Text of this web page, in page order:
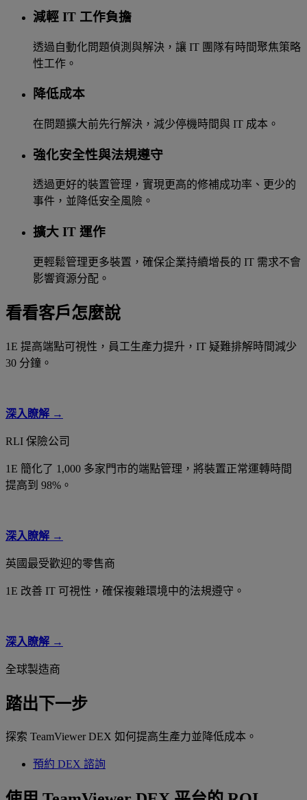
減輕 IT 工作負擔
透過自動化問題偵測與解決，讓 IT 團隊有時間聚焦策略
性工作。
降低成本
在問題擴大前先行解決，減少停機時間與 IT 成本。
強化安全性與法規遵守
透過更好的裝置管理，實現更高的修補成功率、更少的
事件，並降低安全風險。
擴大 IT 運作
更輕鬆管理更多裝置，確保企業持續增長的 IT 需求不會
影響資源分配。
看看客戶怎麼說
1E 提高端點可視性，員工生產力提升，IT 疑難排解時間減少
30 分鐘。
深入瞭解 →
RLI 保險公司
1E 簡化了 1,000 多家門市的端點管理，將裝置正常運轉時間
提高到 98%。
深入瞭解 →
英國最受歡迎的零售商
1E 改善 IT 可視性，確保複雜環境中的法規遵守。
深入瞭解 →
全球製造商
踏出下一步
探索 TeamViewer DEX 如何提高生產力並降低成本。
預約 DEX 諮詢